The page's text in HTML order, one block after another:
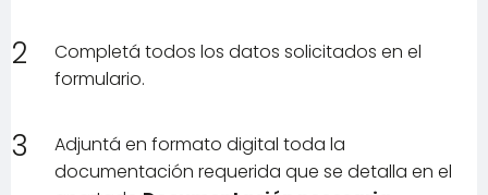
2
Completá todos los datos solicitados en el
formulario.
3
Adjuntá en formato digital toda la
documentación requerida que se detalla en el